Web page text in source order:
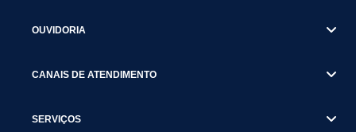
OUVIDORIA
CANAIS DE ATENDIMENTO
SERVIÇOS